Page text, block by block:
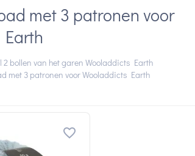
met 3 patronen voor
bollen van het garen Wooladdicts Earth
met 3 patronen voor Wooladdicts Earth